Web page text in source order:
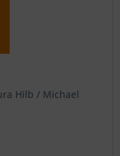
Hilb / Michael